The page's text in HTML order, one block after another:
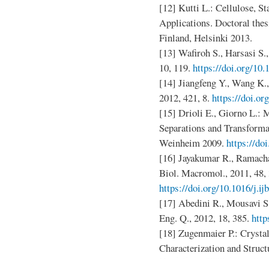
[12] Kutti L.: Cellulose,
Applications. Doctoral
Finland, Helsinki 2013.
[13] Wafiroh S., Harsasi
10, 119. https://doi.org/
[14] Jiangfeng Y., Wang
2012, 421, 8. https://
[15] Drioli E., Giorno L.:
Separations and
Weinheim 2009. https://
[16] Jayakumar R.,
Biol. Macromol., 2011, 48,
https://doi.org/10.1016/
[17] Abedini R., Mousavi
Eng. Q., 2012, 18, 385.
[18] Zugenmaier P.:
Characterization and